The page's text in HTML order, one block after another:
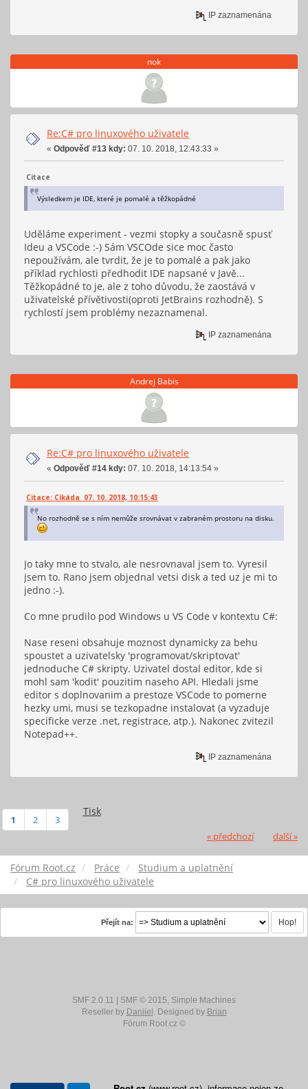
IP zaznamenána
nok
Re:C# pro linuxového uživatele
« Odpověď #13 kdy: 07. 10. 2018, 12:43:33 »
Citace
Výsledkem je IDE, které je pomalé a těžkopádné
Uděláme experiment - vezmi stopky a současně spusť
Ideu a VSCode :-) Sám VSCOde sice moc často
nepoužívám, ale tvrdit, že je to pomalé a pak jako
příklad rychlosti předhodit IDE napsané v Javě...
Těžkopádné to je, ale z toho důvodu, že zaostává v
uživatelské přívětivosti(oproti JetBrains rozhodně). S
rychlostí jsem problémy nezaznamenal.
IP zaznamenána
Andrej Babis
Re:C# pro linuxového uživatele
« Odpověď #14 kdy: 07. 10. 2018, 14:13:54 »
Citace: Cikáda 07. 10. 2018, 10:15:43
No rozhodně se s ním nemůže srovnávat v zabraném prostoru na disku.
Jo taky mne to stvalo, ale nesrovnaval jsem to. Vyresil
jsem to. Rano jsem objednal vetsi disk a ted uz je mi to
jedno :-).
Co mne prudilo pod Windows u VS Code v kontextu C#:
Nase reseni obsahuje moznost dynamicky za behu
spoustet a uzivatelsky 'programovat/skriptovat'
jednoduche C# skripty. Uzivatel dostal editor, kde si
mohl sam 'kodit' pouzitim naseho API. Hledali jsme
editor s doplnovanim a prestoze VSCode to pomerne
hezky umi, musi se tezkopadne instalovat (a vyzaduje
specificke verze .net, registrace, atp.). Nakonec zvitezil
Notepad++.
IP zaznamenána
Tisk
1 2 3
« předchozí další »
Fórum Root.cz Práce
Studium a uplatnění
C# pro linuxového uživatele
Přejít na:
SMF 2.0.11 | SMF © 2015, Simple Machines
Reseller by Daniiel. Designed by Brian
Fórum Root.cz ©